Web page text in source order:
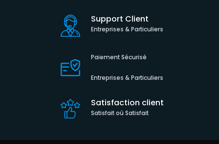
Support Client
Entreprises & Particuliers
Paiement Sécurisé
Entreprises & Particuliers
Satisfaction client
Satisfait où Satisfait